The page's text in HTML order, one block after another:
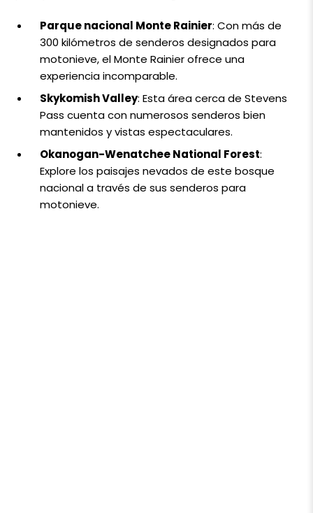
Parque nacional Monte Rainier: Con más de
300 kilómetros de senderos designados para
motonieve, el Monte Rainier ofrece una
experiencia incomparable.
Skykomish Valley: Esta área cerca de Stevens
Pass cuenta con numerosos senderos bien
mantenidos y vistas espectaculares.
Okanogan-Wenatchee National Forest:
Explore los paisajes nevados de este bosque
nacional a través de sus senderos para
motonieve.